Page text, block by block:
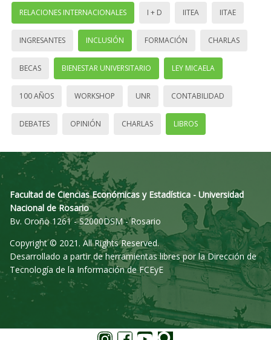
RELACIONES INTERNACIONALES I + D IITEA IITAE
INGRESANTES INCLUSIÓN FORMACIÓN CHARLAS
BECAS BIENESTAR UNIVERSITARIO LEY MICAELA
100 AÑOS WORKSHOP UNR CONTABILIDAD
DEBATES OPINIÓN CHARLAS LIBROS
Facultad de Ciencias Económicas y Estadística - Universidad
Nacional de Rosario
Bv. Oroño 1261 - S2000DSM - Rosario
Copyright © 2021. All Rights Reserved.
Desarrollado a partir de herramientas libres por la Dirección de
Tecnología de la Información de FCEyE